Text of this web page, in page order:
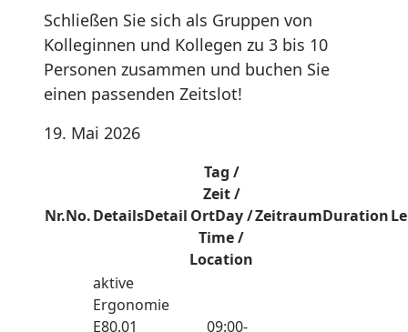
Schließen Sie sich als Gruppen von
Kolleginnen und Kollegen zu 3 bis 10
Personen zusammen und buchen Sie
einen passenden Zeitslot!
19. Mai 2026
Nr.No.DetailsDetail
Tag /
Zeit /
OrtDay /
Time /
Location
ZeitraumDuration
aktive
Ergonomie
E80.01
09:00-